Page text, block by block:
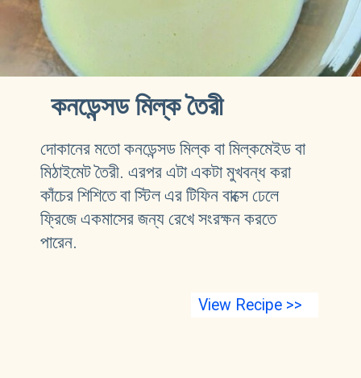
কনডেন্সড মিল্ক তৈরী
দোকানের মতো কনডেন্সড মিল্ক বা মিল্কমেইড বা
মিঠাইমেট তৈরী. এরপর এটা একটা মুখবন্ধ করা
কাঁচের শিশিতে বা স্টিল এর টিফিন বাক্সে ঢেলে
ফ্রিজে একমাসের জন্য রেখে সংরক্ষন করতে
পারেন.
View Recipe >>